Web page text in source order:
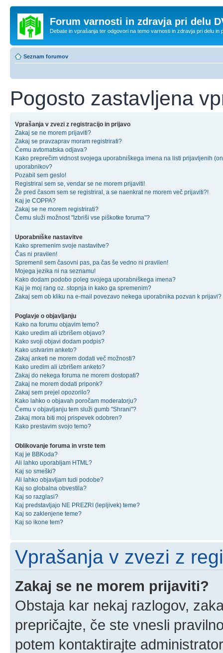
Forum varnosti in zdravja pri delu
Debate in vprašanja ter odgovori na temo varnosti in zdravja pri delu in
Seznam forumov
Pogosto zastavljena
Vprašanja v zvezi z registracijo in prijavo
Zakaj se ne morem prijaviti?
Zakaj se pravzaprav moram registrirati?
Čemu avtomatska odjava?
Kako preprečim vidnost svojega uporabniškega imena na listi prijavljenih
uporabnikov?
Pozabil sem geslo!
Registriral sem se, vendar se ne morem prijaviti!
Že pred časom sem se registriral, a se naenkrat ne morem več prijaviti?!
Kaj je COPPA?
Zakaj se ne morem registrirati?
Čemu služi možnost "Izbriši vse piškotke foruma"?
Uporabniške nastavitve
Kako spremenim svoje nastavitve?
Čas ni pravilen!
Spremenil sem časovni pas, pa čas še vedno ni pravilen!
Mojega jezika ni na seznamu!
Kako dodam podobo poleg svojega uporabniškega imena?
Kaj je moj rang oz. stopnja in kako ga spremenim?
Zakaj sem ob kliku na e-mail povezavo nekega uporabnika pozvan k prijavi?
Poglavje o objavljanju
Kako na forumu objavim temo?
Kako uredim ali izbrišem objavo?
Kako svoji objavi dodam podpis?
Kako ustvarim anketo?
Zakaj anketi ne morem dodati več možnosti?
Kako uredim ali izbrišem anketo?
Zakaj do nekega foruma ne morem dostopati?
Zakaj ne morem dodati priponk?
Zakaj sem prejel opozorilo?
Kako lahko o objavah poročam moderatorju?
Čemu v objavljanju tem služi gumb "Shrani"?
Zakaj mora biti moj prispevek odobren?
Kako prestavim svojo temo?
Oblikovanje foruma in vrste tem
Kaj je BBKoda?
Ali lahko uporabljam HTML?
Kaj so smeški?
Ali lahko objavljam tudi podobe?
Kaj so globalna obvestila?
Kaj so razglasi?
Kaj predstavljajo NE PREZRI (lepljivek) teme?
Kaj so zaklenjene teme?
Kaj so ikone tem?
Vprašanja v zvezi z
Zakaj se ne morem prijaviti?
Obstaja kar nekaj razlogov,
prepričajte, če ste vnesli
potem kontaktirajte